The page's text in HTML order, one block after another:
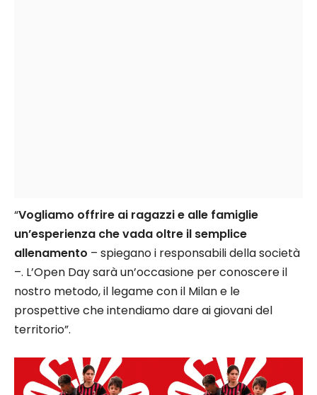
“Vogliamo offrire ai ragazzi e alle famiglie
un’esperienza che vada oltre il semplice
allenamento – spiegano i responsabili della società
–. L’Open Day sarà un’occasione per conoscere il
nostro metodo, il legame con il Milan e le
prospettive che intendiamo dare ai giovani del
territorio”.